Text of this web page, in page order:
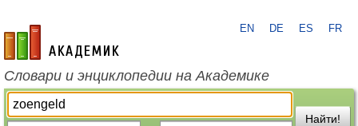
academic.ru
EN DE ES FR
Словари и энциклопедии на Академике
Найти!